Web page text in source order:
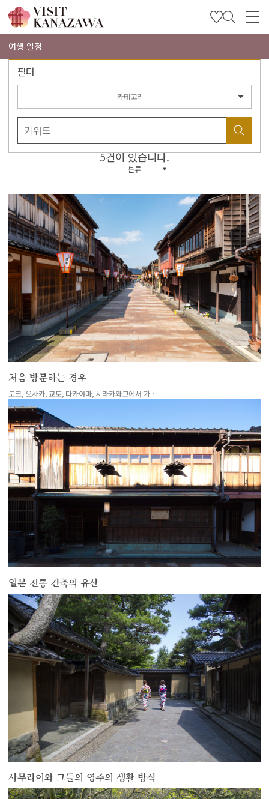
특집
관광
Languages
여행 일정
필터
카테고리
5건이 있습니다.
분류
처음 방문하는 경우
도쿄, 오사카, 교토, 다카야마, 시라카와고에서 가…
more
일본 전통 건축의 유산
more
사무라이와 그들의 영주의 생활 방식
more
more